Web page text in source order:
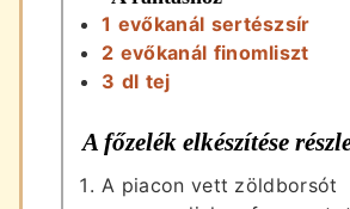
1 evőkanál sertészsír
2 evőkanál finomliszt
3 dl tej
A főzelék elkészítése
A piacon vett zöldborsót